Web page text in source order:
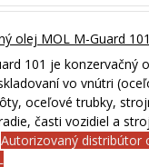
olej MOL M-Guard
101 je konzervačný
vo vnútri
oceľové trubky,
časti vozidiel a
Autorizovaný distribútor